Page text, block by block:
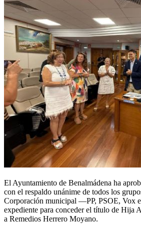
El Ayuntamiento de Benalmádena ha
con el respaldo unánime de todos los
Corporación municipal —PP, PSOE, Vox
expediente para conceder el título de Hija
a Remedios Herrero Moyano.